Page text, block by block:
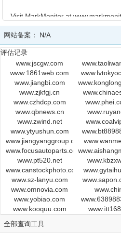
Visit MarkMonitor at
Contact us at 1 (800) 745-9229
In Europe, at +44 (0) 203 206 2220
The Data in MarkMonitor.com's
MarkMonitor.com
for information purposes, and to
information
about or related to a domain name
MarkMonitor.com
does not guarantee its accuracy.
you agree
that you will use this Data only for
under no
circumstances will you use this
otherwise
support the transmission of mass
advertising or
solicitations via e-mail (spam); or
automated,
electronic processes that apply to
网站备案： N/A
评估记录
www.jscgw.com
www.1861web.com
www.jiangbi.com
www.zjkfgj.cn
www.czhdcp.com
www.qbnews.cn
www.zwind.net
www.ytyushun.com
www.jiangyanggroup.com.cn
www.focusautoparts.com
www.pt520.net
www.canstockphoto.com
www.sz-lanyu.com
www.omnovia.com
www.yobiao.com
www.kooquu.com
全部查询工具